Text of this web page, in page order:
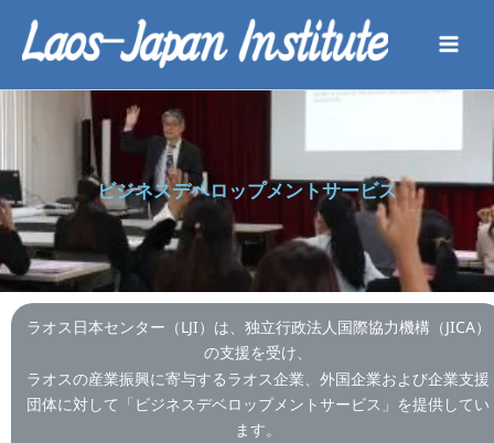
ス
プ
ビジネスデベロップメントサービス
ラオス日本センター（LJI）は、独立行政法人国際協力機構（JICA）
の支援を受け、
ラオスの産業振興に寄与するラオス企業、外国企業および企業支援
団体に対して「ビジネスデベロップメントサービス」を提供してい
ます。